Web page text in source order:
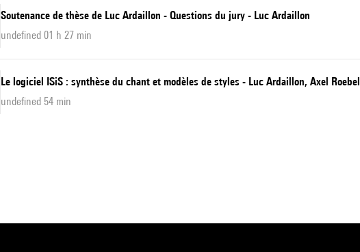
Soutenance de thèse de Luc Ardaillon - Questions du jury - Luc Ardaillon
undefined 01 h 27 min
Le logiciel ISiS : synthèse du chant et modèles de styles - Luc Ardaillon, Axel Roebel
undefined 54 min